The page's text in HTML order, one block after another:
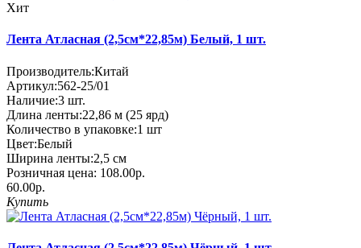
Хит
Лента Атласная (2,5см*22,85м) Белый, 1 шт.
Производитель:Китай
Артикул:562-25/01
Наличие:3 шт.
Длина ленты:22,86 м (25 ярд)
Количество в упаковке:1 шт
Цвет:Белый
Ширина ленты:2,5 см
Розничная цена: 108.00р.
60.00р.
Купить